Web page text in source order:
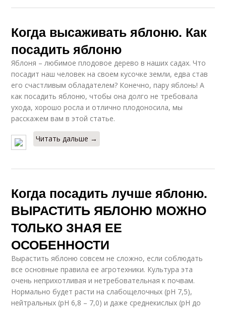
Когда высаживать яблоню. Как
посадить яблоню
Яблоня – любимое плодовое дерево в наших садах. Что
посадит наш человек на своем кусочке земли, едва став
его счастливым обладателем? Конечно, пару яблонь! А
как посадить яблоню, чтобы она долго не требовала
ухода, хорошо росла и отлично плодоносила, мы
расскажем вам в этой статье.
Читать дальше →
Когда посадить лучше яблоню.
ВЫРАСТИТЬ ЯБЛОНЮ МОЖНО
ТОЛЬКО ЗНАЯ ЕЕ
ОСОБЕННОСТИ
Вырастить яблоню совсем не сложно, если соблюдать
все основные правила ее агротехники. Культура эта
очень неприхотливая и нетребовательная к почвам.
Нормально будет расти на слабощелочных (рН 7,5),
нейтральных (рН 6,8 – 7,0) и даже среднекислых (рН до